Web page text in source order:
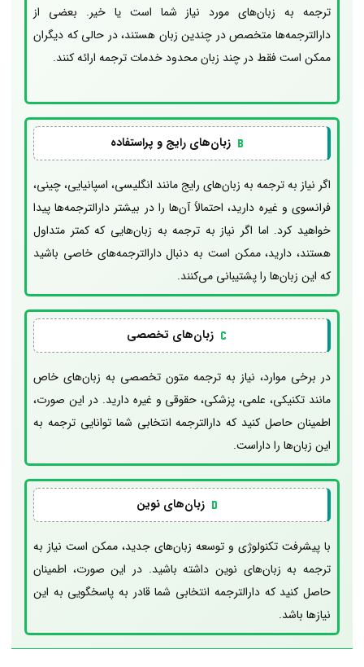
ترجمه به زبان‌های مورد نیاز شما است یا خیر. بعضی از
دارالترجمه‌ها متخصص در چندین زبان هستند، در حالی که دیگران
ممکن است فقط در چند زبان محدود خدمات ترجمه ارائه کنند.
زبان‌های رایج و پراستفاده
اگر نیاز به ترجمه به زبان‌های رایج مانند انگلیسی، اسپانیایی، چینی،
فرانسوی و غیره دارید، احتمالاً آن‌ها را در بیشتر دارالترجمه‌ها پیدا
خواهید کرد. اما اگر نیاز به ترجمه به زبان‌هایی که کمتر متداول
هستند، دارید، ممکن است به دنبال دارالترجمه‌های خاصی باشید
که این زبان‌ها را پشتیبانی می‌کنند.
زبان‌های تخصصی
در برخی موارد، نیاز به ترجمه متون تخصصی به زبان‌های خاص
مانند تکنیکی، علمی، پزشکی، حقوقی و غیره دارید. در این صورت،
اطمینان حاصل کنید که دارالترجمه انتخابی شما توانایی ترجمه به
این زبان‌ها را داراست.
زبان‌های نوین
با پیشرفت تکنولوژی و توسعه زبان‌های جدید، ممکن است نیاز به
ترجمه به زبان‌های نوین داشته باشید. در این صورت، اطمینان
حاصل کنید که دارالترجمه انتخابی شما قادر به پاسخگویی به این
نیازها باشد.